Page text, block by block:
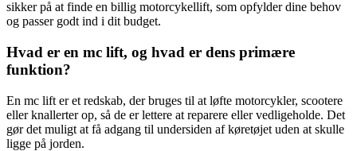
sikker på at finde en billig motorcykellift, som opfylder dine behov
og passer godt ind i dit budget.
Hvad er en mc lift, og hvad er dens primære
funktion?
En mc lift er et redskab, der bruges til at løfte motorcykler, scootere
eller knallerter op, så de er lettere at reparere eller vedligeholde. Det
gør det muligt at få adgang til undersiden af køretøjet uden at skulle
ligge på jorden.